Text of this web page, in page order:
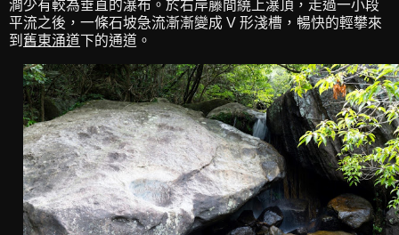
澗少有較為垂直的瀑布。於右岸藤間繞上瀑頂，走過一小段
平流之後，一條石坡急流漸漸變成 V 形淺槽，暢快的輕攀來
到 舊東涌道 下的通道。